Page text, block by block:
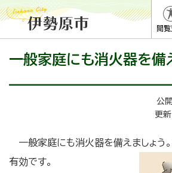
閲
一般家庭にも消火器を備
公
更
一般家庭にも消火器を備えましょう
有効です。